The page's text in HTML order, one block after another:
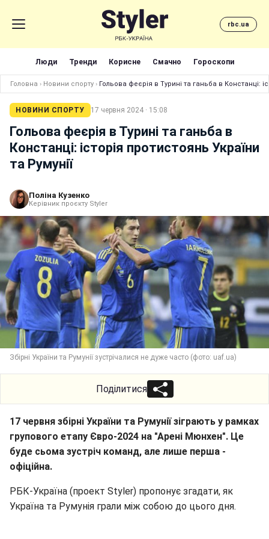
rbc.ua
Люди Тренди Корисне Смачно Гороскопи
Головна › Новини спорту › Гольова феєрія в Турині та ганьба в Констанці:
НОВИНИ СПОРТУ 17 червня 2024 · 15:08
Гольова феєрія в Турині та ганьба в
Констанці: історія протистоянь України
та Румунії
Поліна Кузенко
Керівник проєкту Styler
Збірні України та Румунії зустрічалися не дуже часто (фото: uaf.ua)
Поділитися
17 червня збірні України та Румунії зіграють у рамках
групового етапу Євро-2024 на "Арені Мюнхен". Це
буде сьома зустріч команд, але лише перша -
офіційна.
РБК-Україна (проект Styler) пропонує згадати, як
Україна та Румунія грали між собою до цього дня.